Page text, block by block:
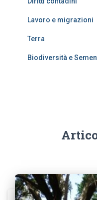
Lavoro e migrazioni
Terra
Biodiversità e